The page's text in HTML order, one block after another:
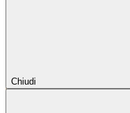
Chiudi